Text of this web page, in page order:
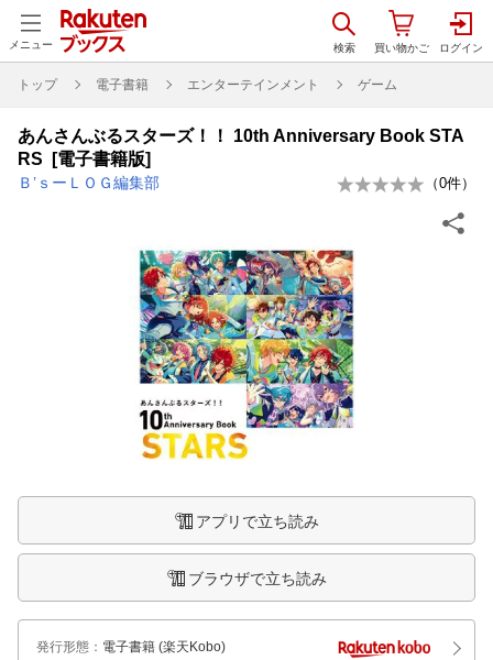
メニュー
トップ 電子書籍 エンターテインメント ゲーム
あんさんぶるスターズ！！ 10th Anniversary Book STA
RS [電子書籍版]
Ｂ’ｓーＬＯＧ編集部 （0件）
アプリで立ち読み
ブラウザで立ち読み
発行形態 ： 電子書籍 (楽天Kobo)